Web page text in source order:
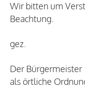
Wir bitten um
Beachtung.
gez.
Der Bürgermeister
als örtliche